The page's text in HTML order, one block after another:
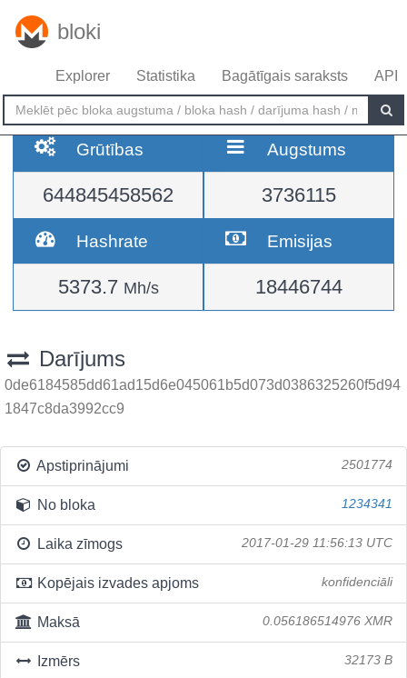
bloki
Explorer Statistika Bagātīgais saraksts API
Grūtības
644845458562
Augstums
3736115
Hashrate
5373.7 Mh/s
Emisijas
18446744
Darījums
0de6184585dd61ad15d6e045061b5d073d0386325260f5d94
1847c8da3992cc9
Apstiprinājumi 2501774
No bloka 1234341
Laika zīmogs 2017-01-29 11:56:13 UTC
Kopējais izvades apjoms konfidenciāli
Maksā 0.056186514976 XMR
Izmērs 32173 B